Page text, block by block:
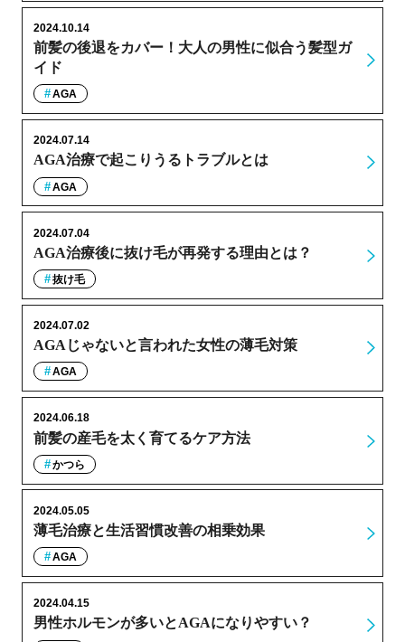
前髪の後退をカバー！大人の男性に似合う髪型ガ
イド
2024.10.14
AGA
AGA治療で起こりうるトラブルとは
2024.07.14
AGA
AGA治療後に抜け毛が再発する理由とは？
2024.07.04
抜け毛
AGAじゃないと言われた女性の薄毛対策
2024.07.02
AGA
前髪の産毛を太く育てるケア方法
2024.06.18
かつら
薄毛治療と生活習慣改善の相乗効果
2024.05.05
AGA
男性ホルモンが多いとAGAになりやすい？
2024.04.15